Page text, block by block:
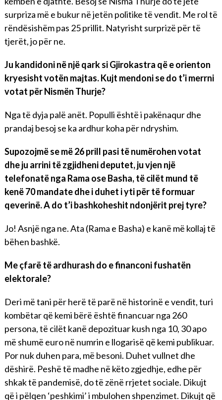
surpriza më e bukur në jetën politike të vendit. Me rol të
rëndësishëm pas 25 prillit. Natyrisht surprizë për të
tjerët, jo për ne.
Ju kandidoni në një qark si Gjirokastra që e orienton
kryesisht votën majtas. Kujt mendoni se do t’i merrni
votat për Nismën Thurje?
Nga të dyja palë anët. Populli është i pakënaqur dhe
prandaj besoj se ka ardhur koha për ndryshim.
Supozojmë se më 26 prill pasi të numërohen votat
dhe ju arrini të zgjidheni deputet, ju vjen një
telefonatë nga Rama ose Basha, të cilët mund të
kenë 70 mandate dhe i duhet i yti për të formuar
qeverinë. A do t’i bashkoheshit ndonjërit prej tyre?
Jo! Asnjë nga ne. Ata (Rama e Basha) e kanë më kollaj të
bëhen bashkë.
Me çfarë të ardhurash do e financoni fushatën
elektorale?
Deri më tani për herë të parë në historinë e vendit, turi
kombëtar që kemi bërë është financuar nga 260
persona, të cilët kanë depozituar kush nga 10, 30 apo
më shumë euro në numrin e llogarisë që kemi publikuar.
Por nuk duhen para, më besoni. Duhet vullnet dhe
dëshirë. Peshë të madhe në këto zgjedhje, edhe për
shkak të pandemisë, do të zënë rrjetet sociale. Dikujt
që i pëlqen ‘peshkimi’ i mbulohen shpenzimet. Dikujt që